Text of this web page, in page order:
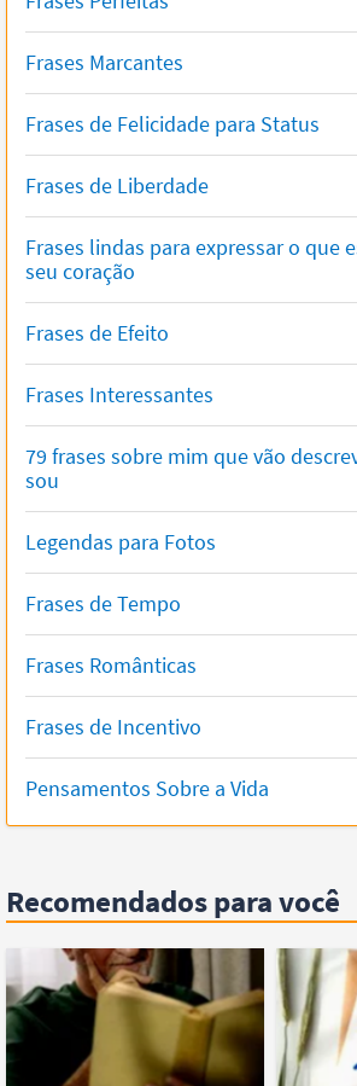
Frases Marcantes
Frases de Felicidade para Status
Frases de Liberdade
Frases lindas para expressar o que
seu coração
Frases de Efeito
Frases Interessantes
79 frases sobre mim que vão
sou
Legendas para Fotos
Frases de Tempo
Frases Românticas
Frases de Incentivo
Pensamentos Sobre a Vida
Recomendados para você